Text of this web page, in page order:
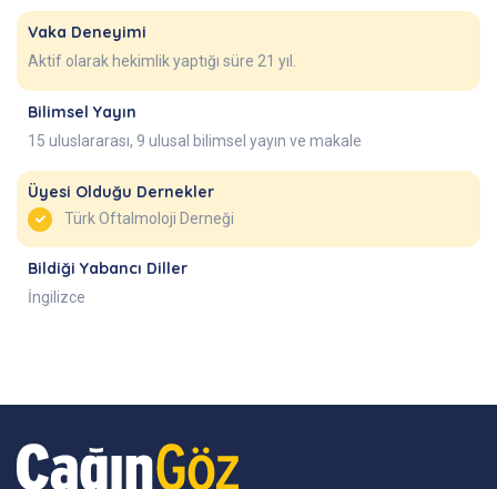
Vaka Deneyimi
Aktif olarak hekimlik yaptığı süre 21 yıl.
Bilimsel Yayın
15 uluslararası, 9 ulusal bilimsel yayın ve makale
Üyesi Olduğu Dernekler
Türk Oftalmoloji Derneği
Bildiği Yabancı Diller
İngilizce